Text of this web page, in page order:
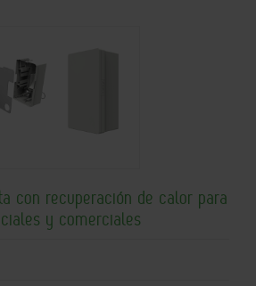
con recuperación de calor para
y comerciales